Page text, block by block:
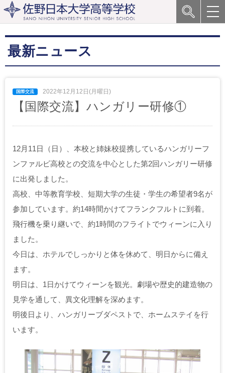
最新ニュース
2022年12月12日(月曜日)
【国際交流】ハンガリー研修①
12月11日（日）、本校と姉妹校提携しているハンガリーフ
ンファルビ高校との交流を中心とした第2回ハンガリー研修
に出発しました。
高校、中等教育学校、短期大学の生徒・学生の希望者9名が
参加しています。約14時間かけてフランクフルトに到着。
飛行機を乗り継いで、約1時間のフライトでウィーンに入り
ました。
今日は、ホテルでしっかりと体を休めて、明日からに備え
ます。
明日は、1日かけてウィーンを観光。劇場や歴史的建造物の
見学を通して、異文化理解を深めます。
明後日より、ハンガリーブダペストで、ホームステイを行
います。